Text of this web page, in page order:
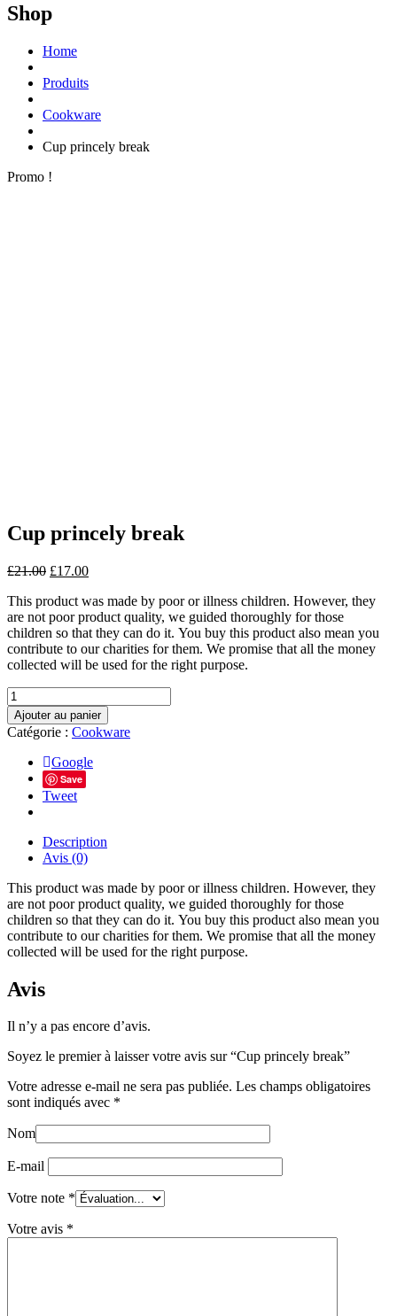
Shop
Home
Produits
Cookware
Cup princely break
Promo !
Cup princely break
£21.00 £17.00
This product was made by poor or illness children. However, they
are not poor product quality, we guided thoroughly for those
children so that they can do it. You buy this product also mean you
contribute to our charities for them. We promise that all the money
collected will be used for the right purpose.
quantité
de
Cup
princely
break
Ajouter au panier
Catégorie : Cookware
Google
Save
Tweet
Description
Avis (0)
This product was made by poor or illness children. However, they
are not poor product quality, we guided thoroughly for those
children so that they can do it. You buy this product also mean you
contribute to our charities for them. We promise that all the money
collected will be used for the right purpose.
Avis
Il n’y a pas encore d’avis.
Soyez le premier à laisser votre avis sur “Cup princely break”
Votre adresse e-mail ne sera pas publiée. Les champs obligatoires
sont indiqués avec *
Nom
E-mail
Votre note *
Votre avis *